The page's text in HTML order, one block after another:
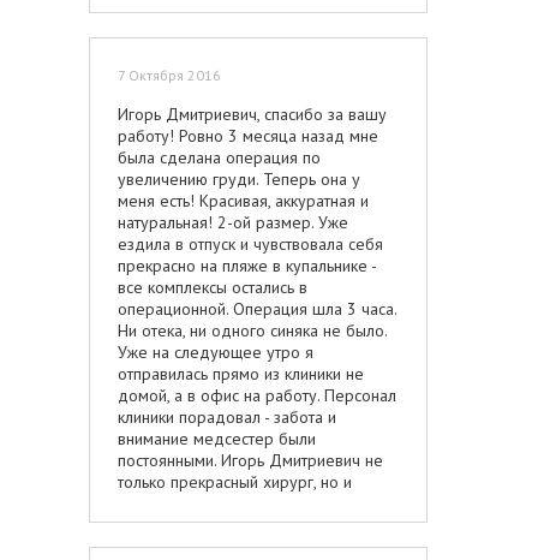
7 Октября 2016
Игорь Дмитриевич, спасибо за вашу
работу! Ровно 3 месяца назад мне
была сделана операция по
увеличению груди. Теперь она у
меня есть! Красивая, аккуратная и
натуральная! 2-ой размер. Уже
ездила в отпуск и чувствовала себя
прекрасно на пляже в купальнике -
все комплексы остались в
операционной. Операция шла 3 часа.
Ни отека, ни одного синяка не было.
Уже на следующее утро я
отправилась прямо из клиники не
домой, а в офис на работу. Персонал
клиники порадовал - забота и
внимание медсестер были
постоянными. Игорь Дмитриевич не
только прекрасный хирург, но и
относится к пациенту со всем
вниманием и заботой. На первичной